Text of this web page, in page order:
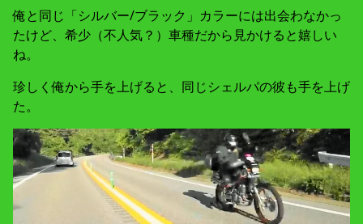
俺と同じ「シルバー/ブラック」カラーには出会わなかっ
たけど、希少（不人気？）車種だから見かけると嬉しい
ね。
珍しく俺から手を上げると、同じシェルパの彼も手を上げ
た。